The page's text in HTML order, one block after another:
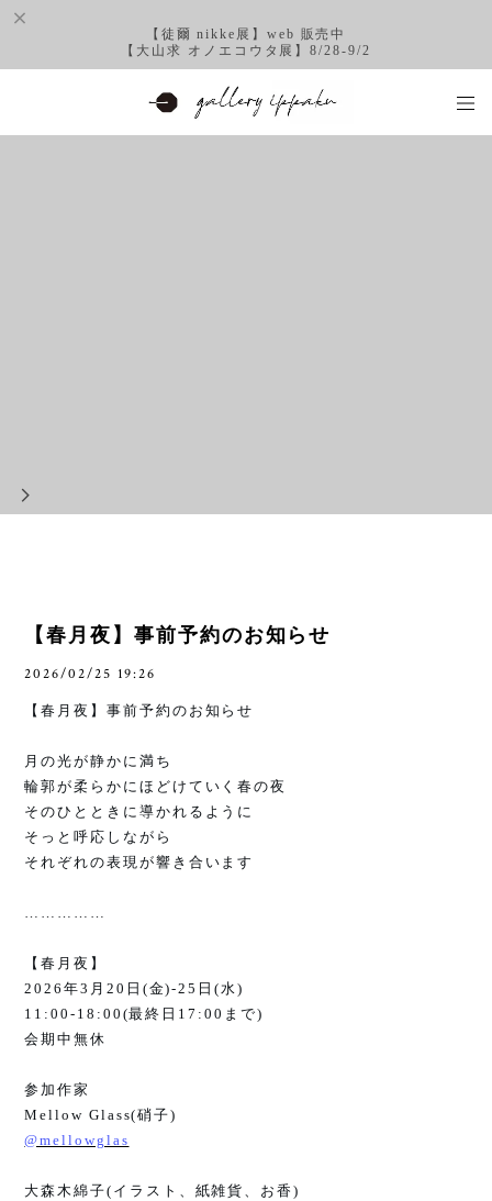
【徒爾 nikke展】web 販売中
【大山求 オノエコウタ展】8/28-9/2
【春月夜】事前予約のお知らせ
2026/02/25 19:26
【春月夜】事前予約のお知らせ
月の光が静かに満ち
輪郭が柔らかにほどけていく春の夜
そのひとときに導かれるように
そっと呼応しながら
それぞれの表現が響き合います
……………
【春月夜】
2026年3 月 20 日 (金)-25 日(水)
11:00-18:00(最終日 17:00 まで)
会期中無休
参加作家
Mellow Glass(硝子)
@mellowglas
大森木綿子( イラスト、紙雑貨、お香)